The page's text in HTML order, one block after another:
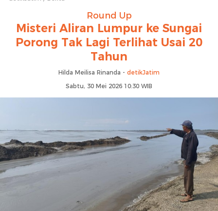
Round Up
Misteri Aliran Lumpur ke Sungai
Porong Tak Lagi Terlihat Usai 20
Tahun
Hilda Meilisa Rinanda - detikJatim
Sabtu, 30 Mei 2026 10:30 WIB